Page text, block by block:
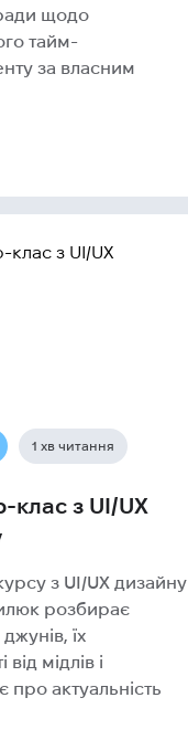
щодо
тайм-
за власним
1 хв читання
клас з UI/UX
з UI/UX дизайну
розбирає
їх
від мідлів і
про актуальність